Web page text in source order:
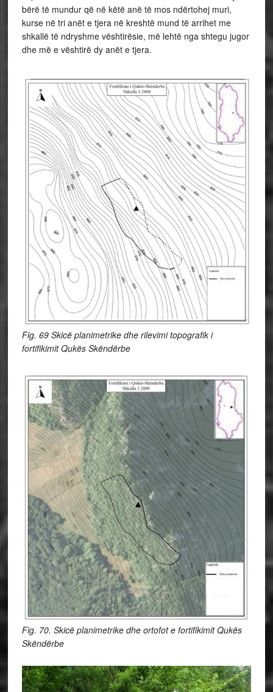
bërë të mundur që në këtë anë të mos ndërtohej muri,
kurse në tri anët e tjera në kreshtë mund të arrihet me
shkallë të ndryshme vështirësie, më lehtë nga shtegu jugor
dhe më e vështirë dy anët e tjera.
Fig. 69 Skicë planimetrike dhe rilevimi topografik i
fortifikimit Qukës Skëndërbe
Fig. 70. Skicë planimetrike dhe ortofot e fortifikimit Qukës
Skëndërbe